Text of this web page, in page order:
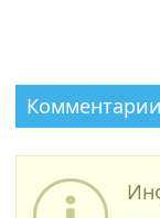
Комментарии